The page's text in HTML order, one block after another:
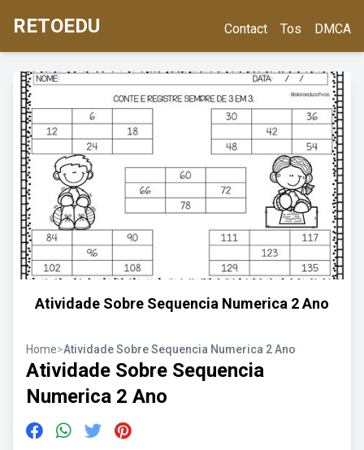
RETOEDU Contact Tos DMCA
Atividade Sobre Sequencia Numerica 2 Ano
Home>Atividade Sobre Sequencia Numerica 2 Ano
Atividade Sobre Sequencia
Numerica 2 Ano